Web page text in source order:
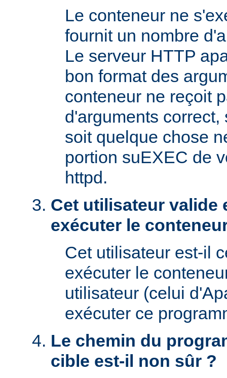
Le conteneur ne
fournit un nombre
Le serveur HTTP
bon format des
conteneur ne reçoit
d'arguments
soit quelque chose
portion suEXEC de
httpd.
Cet utilisateur valide
exécuter le
Cet utilisateur est-il
exécuter le
utilisateur (celui
exécuter ce
Le chemin du
cible est-il non sûr ?